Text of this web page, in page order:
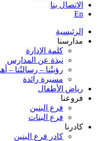
الاتصال بنا
En
الرئيسية
مدارسنا
كلمة الإدارة
نبذة عن المدارس
رؤيتُنا – رسالتُنا –
مسيرة رائدة
رياض الأطفال
فروعنا
فرع البنين
فرع البنات
كادرنا
كادر فرع البنين